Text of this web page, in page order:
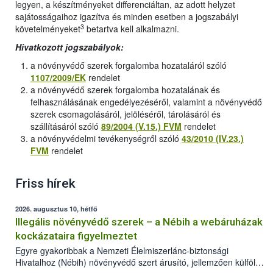
legyen, a készítményeket differenciáltan, az adott helyzet
sajátosságaihoz igazítva és minden esetben a jogszabályi
követelményeket3 betartva kell alkalmazni.
Hivatkozott jogszabályok:
a növényvédő szerek forgalomba hozataláról szóló
1107/2009/EK rendelet
a növényvédő szerek forgalomba hozatalának és
felhasználásának engedélyezéséről, valamint a növényvédő
szerek csomagolásáról, jelöléséről, tárolásáról és
szállításáról szóló 89/2004 (V.15.) FVM rendelet
a növényvédelmi tevékenységről szóló 43/2010 (IV.23.)
FVM rendelet
Friss hírek
2026. augusztus 10, hétfő
Illegális növényvédő szerek – a Nébih a webáruházak
kockázataira figyelmeztet
Egyre gyakoribbak a Nemzeti Élelmiszerlánc-biztonsági
Hivatalhoz (Nébih) növényvédő szert árusító, jellemzően külföldi